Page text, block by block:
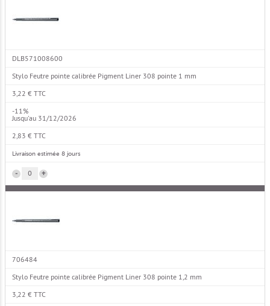
DLB571008600
Stylo Feutre pointe calibrée Pigment Liner 308 pointe 1 mm
3,22 € TTC
-11%
Jusqu'au 31/12/2026
2,83 € TTC
Livraison estimée 8 jours
+
-
706484
Stylo Feutre pointe calibrée Pigment Liner 308 pointe 1,2 mm
3,22 € TTC